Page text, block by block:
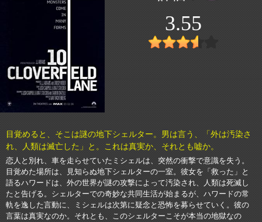
3.55
目覚めると、そこは謎の地下シェルター。男は言う、「外は汚染さ
れ、人類は滅亡した」と。これは真実か、それとも嘘か。
恋人と別れ、車を走らせていたミシェルは、突然の衝撃で意識を失う。
目覚めた場所は、見知らぬ地下シェルターの一室。彼女を「救った」と
語るハワードは、外の世界が謎の攻撃によって汚染され、人類は死滅し
たと告げる。シェルターでの奇妙な共同生活が始まるが、ハワードの常
軌を逸した言動に、ミシェルは次第に疑念と恐怖を募らせていく。彼の
言葉は真実なのか。それとも、このシェルターこそが本当の地獄なの